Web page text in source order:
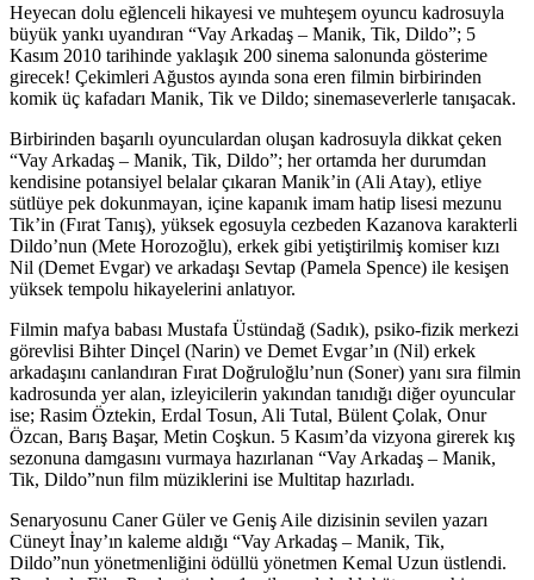
Heyecan dolu eğlenceli hikayesi ve muhteşem oyuncu kadrosuyla
büyük yankı uyandıran “Vay Arkadaş – Manik, Tik, Dildo”; 5
Kasım 2010 tarihinde yaklaşık 200 sinema salonunda gösterime
girecek! Çekimleri Ağustos ayında sona eren filmin birbirinden
komik üç kafadarı Manik, Tik ve Dildo; sinemaseverlerle tanışacak.
Birbirinden başarılı oyunculardan oluşan kadrosuyla dikkat çeken
“Vay Arkadaş – Manik, Tik, Dildo”; her ortamda her durumdan
kendisine potansiyel belalar çıkaran Manik’in (Ali Atay), etliye
sütlüye pek dokunmayan, içine kapanık imam hatip lisesi mezunu
Tik’in (Fırat Tanış), yüksek egosuyla cezbeden Kazanova karakterli
Dildo’nun (Mete Horozoğlu), erkek gibi yetiştirilmiş komiser kızı
Nil (Demet Evgar) ve arkadaşı Sevtap (Pamela Spence) ile kesişen
yüksek tempolu hikayelerini anlatıyor.
Filmin mafya babası Mustafa Üstündağ (Sadık), psiko-fizik merkezi
görevlisi Bihter Dinçel (Narin) ve Demet Evgar’ın (Nil) erkek
arkadaşını canlandıran Fırat Doğruloğlu’nun (Soner) yanı sıra filmin
kadrosunda yer alan, izleyicilerin yakından tanıdığı diğer oyuncular
ise; Rasim Öztekin, Erdal Tosun, Ali Tutal, Bülent Çolak, Onur
Özcan, Barış Başar, Metin Coşkun. 5 Kasım’da vizyona girerek kış
sezonuna damgasını vurmaya hazırlanan “Vay Arkadaş – Manik,
Tik, Dildo”nun film müziklerini ise Multitap hazırladı.
Senaryosunu Caner Güler ve Geniş Aile dizisinin sevilen yazarı
Cüneyt İnay’ın kaleme aldığı “Vay Arkadaş – Manik, Tik,
Dildo”nun yönetmenliğini ödüllü yönetmen Kemal Uzun üstlendi.